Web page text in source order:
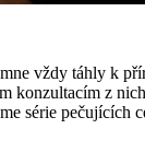
mne vždy táhly k
konzultacím z
série pečujících